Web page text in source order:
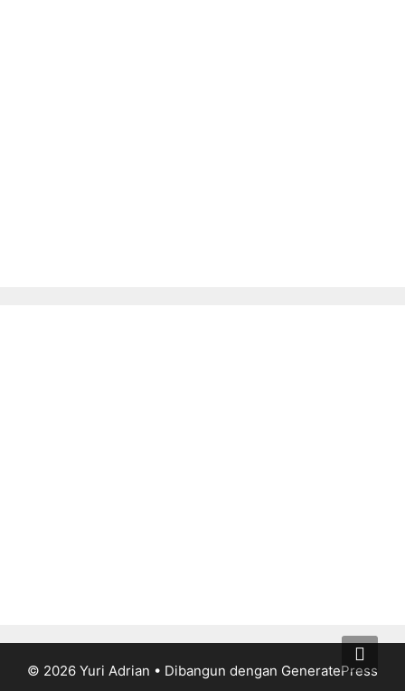
© 2026 Yuri Adrian • Dibangun dengan GeneratePress